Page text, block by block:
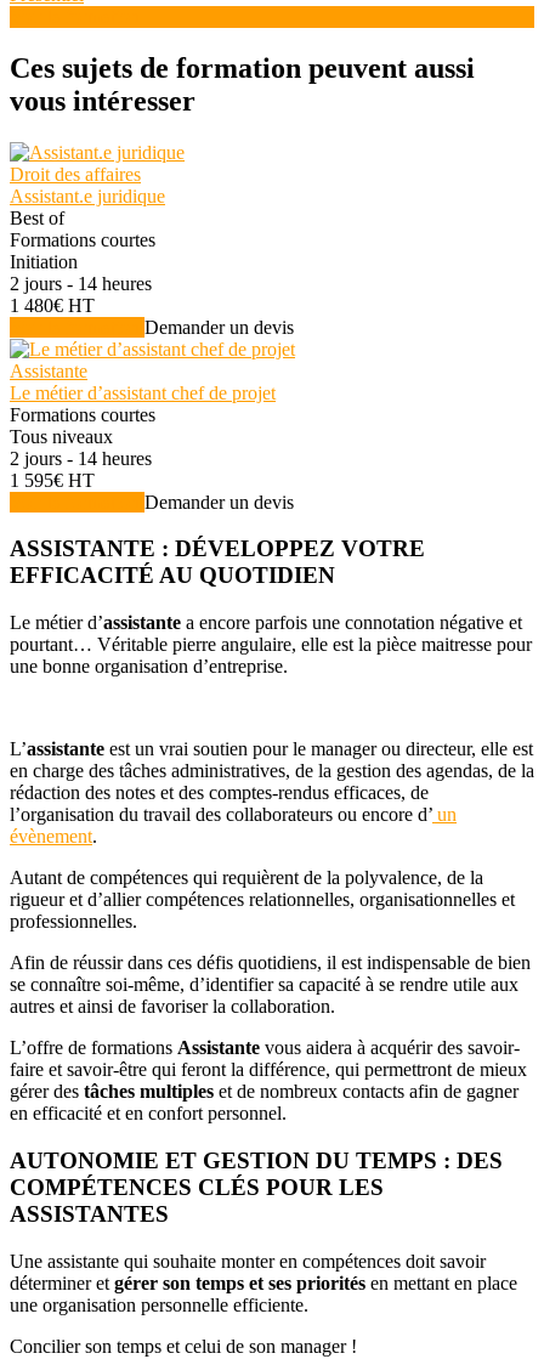
Ces sujets de formation peuvent aussi
vous intéresser
Droit des affaires
Assistant.e juridique
Best of
Formations courtes
Initiation
2 jours - 14 heures
1 480€ HT
Demander un devis
Assistante
Le métier d’assistant chef de projet
Formations courtes
Tous niveaux
2 jours - 14 heures
1 595€ HT
Demander un devis
ASSISTANTE : DÉVELOPPEZ VOTRE
EFFICACITÉ AU QUOTIDIEN
Le métier d’assistante a encore parfois une connotation négative et
pourtant… Véritable pierre angulaire, elle est la pièce maitresse pour
une bonne organisation d’entreprise.
L’assistante est un vrai soutien pour le manager ou directeur, elle est
en charge des tâches administratives, de la gestion des agendas, de la
rédaction des notes et des comptes-rendus efficaces, de
l’organisation du travail des collaborateurs ou encore d’ un
évènement.
Autant de compétences qui requièrent de la polyvalence, de la
rigueur et d’allier compétences relationnelles, organisationnelles et
professionnelles.
Afin de réussir dans ces défis quotidiens, il est indispensable de bien
se connaître soi-même, d’identifier sa capacité à se rendre utile aux
autres et ainsi de favoriser la collaboration.
L’offre de formations Assistante vous aidera à acquérir des savoir-
faire et savoir-être qui feront la différence, qui permettront de mieux
gérer des tâches multiples et de nombreux contacts afin de gagner
en efficacité et en confort personnel.
AUTONOMIE ET GESTION DU TEMPS : DES
COMPÉTENCES CLÉS POUR LES
ASSISTANTES
Une assistante qui souhaite monter en compétences doit savoir
déterminer et gérer son temps et ses priorités en mettant en place
une organisation personnelle efficiente.
Concilier son temps et celui de son manager !